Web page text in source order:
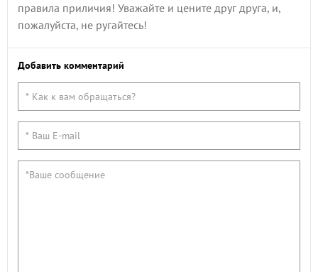
правила приличия! Уважайте и цените друг друга, и,
пожалуйста, не ругайтесь!
Добавить комментарий